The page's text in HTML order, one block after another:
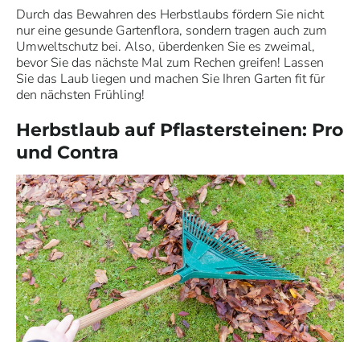
Durch das Bewahren des Herbstlaubs fördern Sie nicht
nur eine gesunde Gartenflora, sondern tragen auch zum
Umweltschutz bei. Also, überdenken Sie es zweimal,
bevor Sie das nächste Mal zum Rechen greifen! Lassen
Sie das Laub liegen und machen Sie Ihren Garten fit für
den nächsten Frühling!
Herbstlaub auf Pflastersteinen: Pro
und Contra